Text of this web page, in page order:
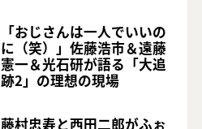
「おじさんは一人でいいの
に（笑）」佐藤浩市＆遠藤
憲一＆光石研が語る「大追
跡2」の理想の現場
藤村忠寿と西田二郎がふぉ